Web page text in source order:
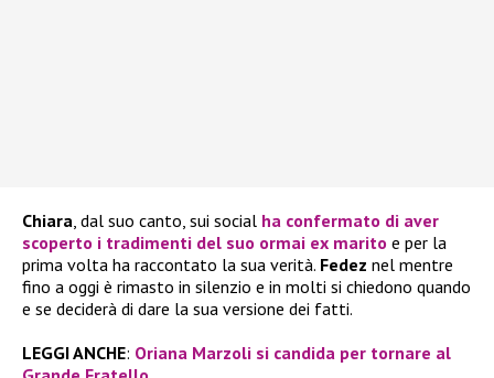
Chiara, dal suo canto, sui social ha confermato di aver
scoperto i tradimenti del suo ormai ex marito e per la
prima volta ha raccontato la sua verità. Fedez nel mentre
fino a oggi è rimasto in silenzio e in molti si chiedono quando
e se deciderà di dare la sua versione dei fatti.
LEGGI ANCHE: Oriana Marzoli si candida per tornare al